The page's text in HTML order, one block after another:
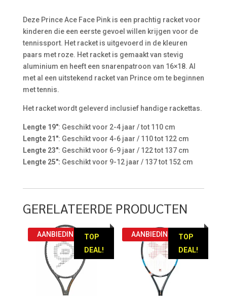
Deze Prince Ace Face Pink is een prachtig racket voor
kinderen die een eerste gevoel willen krijgen voor de
tennissport. Het racket is uitgevoerd in de kleuren
paars met roze. Het racket is gemaakt van stevig
aluminium en heeft een snarenpatroon van 16×18. Al
met al een uitstekend racket van Prince om te beginnen
met tennis.
Het racket wordt geleverd inclusief handige rackettas.
Lengte 19″: Geschikt voor 2-4 jaar / tot 110 cm
Lengte 21″: Geschikt voor 4-6 jaar / 110 tot 122 cm
Lengte 23″: Geschikt voor 6-9 jaar / 122 tot 137 cm
Lengte 25″: Geschikt voor 9-12 jaar / 137 tot 152 cm
GERELATEERDE PRODUCTEN
TOP
DEAL!
AANBIEDING!
TOP
DEAL!
AANBIEDING!